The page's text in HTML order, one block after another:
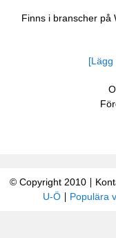
Finns i branscher på
[Lägg
© Copyright 2010
U-Ö
Populära